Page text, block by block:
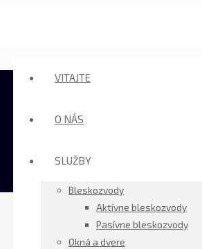
VITAJTE
O NÁS
SLUŽBY
Bleskozvody
Aktívne bleskozvody
Pasívne bleskozvody
Okná a dvere